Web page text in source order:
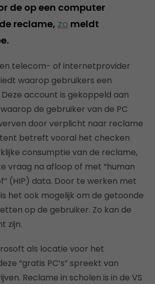
de op een computer
reclame, zo meldt
telecom- of internetprovider
waarop gebruikers een
account is gekoppeld aan
de gebruiker van de PC
door verplicht naar reclame
betreft vooral het checken
consumptie van de reclame,
vraag na afloop of met “human
(HIP) data. Door te werken met
het ook mogelijk om de getoonde
op de gebruiker. Zo kan de
zijn.
als locatie voor het
“gratis PC’s” spreekt van
Reclame in scholen is in de VS